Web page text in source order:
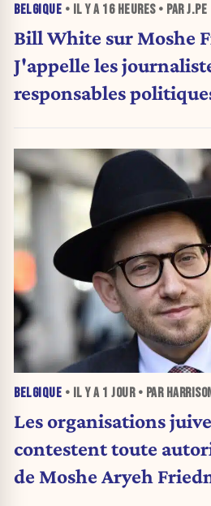
BELGIQUE • IL Y A 16 HEURES• PAR J.PE
Bill White sur Moshe
J'appelle les
responsables
BELGIQUE • IL Y A 1 JOUR• PAR
Les organisations
contestent toute
de Moshe Aryeh